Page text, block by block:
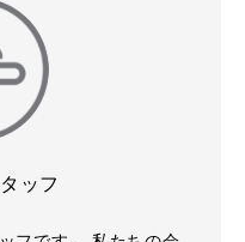
ッフ